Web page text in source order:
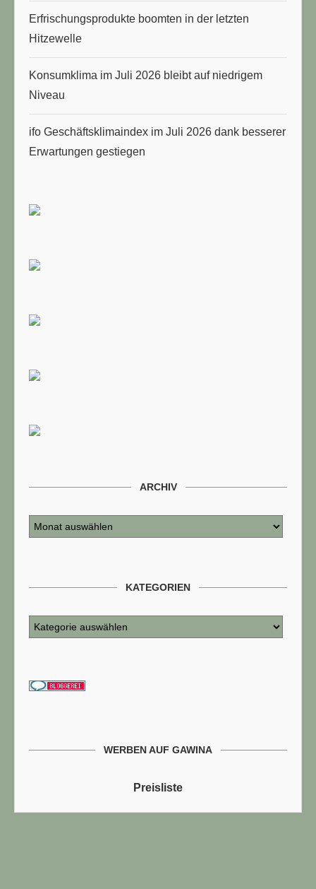
Erfrischungsprodukte boomten in der letzten
Hitzewelle
Konsumklima im Juli 2026 bleibt auf niedrigem
Niveau
ifo Geschäftsklimaindex im Juli 2026 dank besserer
Erwartungen gestiegen
ARCHIV
KATEGORIEN
WERBEN AUF GAWINA
Preisliste